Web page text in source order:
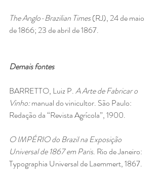
The Anglo-Brazilian Times (RJ), 24 de maio
de 1866; 23 de abril de 1867.
Demais fontes
BARRETTO, Luiz P. A Arte de Fabricar o
Vinho: manual do vinicultor. São Paulo:
Redação da “Revista Agrícola”, 1900.
O IMPÉRIO do Brazil na Exposição
Universal de 1867 em Paris. Rio de Janeiro:
Typographia Universal de Laemmert, 1867.